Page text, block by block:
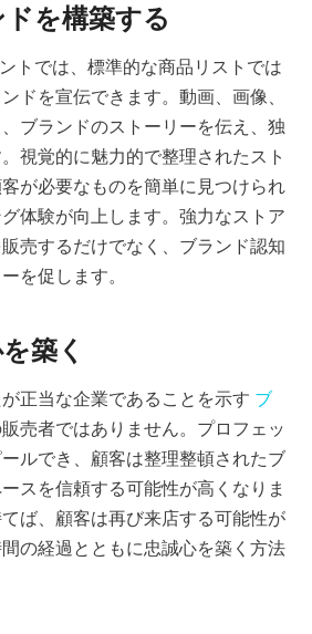
を構築する
トでは、標準的な商品リストでは
ドを宣伝できます。動画、画像、
ブランドのストーリーを伝え、独
視覚的に魅力的で整理されたスト
が必要なものを簡単に見つけられ
体験が向上します。強力なストア
売するだけでなく、ブランド認知
を促します。
築く
正当な企業であることを示す ブ
売者ではありません。プロフェッ
ルでき、顧客は整理整頓されたブ
スを信頼する可能性が高くなりま
ば、顧客は再び来店する可能性が
の経過とともに忠誠心を築く方法